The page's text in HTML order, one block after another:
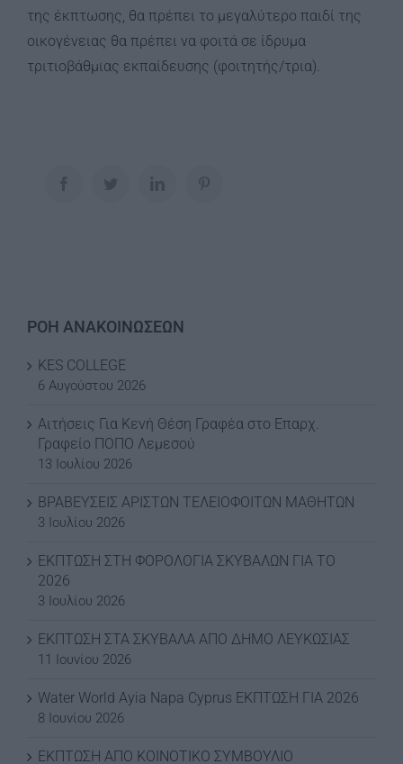
της έκπτωσης, θα πρέπει το μεγαλύτερο παιδί της
οικογένειας θα πρέπει να φοιτά σε ίδρυμα
τριτιοβάθμιας εκπαίδευσης (φοιτητής/τρια).
ΡΟΗ ΑΝΑΚΟΙΝΩΣΕΩΝ
KES COLLEGE
6 Αυγούστου 2026
Αιτήσεις Για Κενή Θέση Γραφέα στο Επαρχ.
Γραφείο ΠΟΠΟ Λεμεσού
13 Ιουλίου 2026
ΒΡΑΒΕΥΣΕΙΣ ΑΡΙΣΤΩΝ ΤΕΛΕΙΟΦΟΙΤΩΝ ΜΑΘΗΤΩΝ
3 Ιουλίου 2026
ΕΚΠΤΩΣΗ ΣΤΗ ΦΟΡΟΛΟΓΙΑ ΣΚΥΒΑΛΩΝ ΓΙΑ ΤΟ
2026
3 Ιουλίου 2026
ΕΚΠΤΩΣΗ ΣΤΑ ΣΚΥΒΑΛΑ ΑΠΟ ΔΗΜΟ ΛΕΥΚΩΣΙΑΣ
11 Ιουνίου 2026
Water World Ayia Napa Cyprus ΕΚΠΤΩΣΗ ΓΙΑ 2026
8 Ιουνίου 2026
ΕΚΠΤΩΣΗ ΑΠΟ ΚΟΙΝΟΤΙΚΟ ΣΥΜΒΟΥΛΙΟ